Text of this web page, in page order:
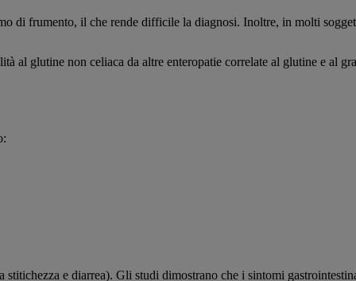
di frumento, il che rende difficile la diagnosi. Inoltre, in molti
al glutine non celiaca da altre enteropatie correlate al glutine e al
e diarrea). Gli studi dimostrano che i sintomi